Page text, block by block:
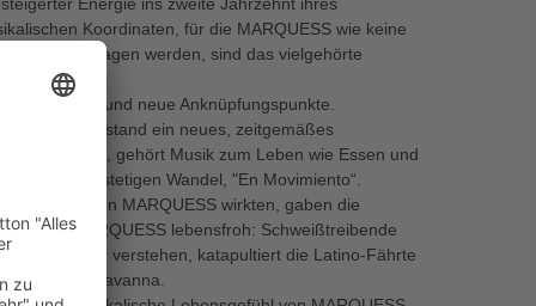
Koordinaten, für die MARQUESS wie keine
Beats getragen werden, sind das vielgehörte
Bandsound neue Anknüpfungspunkte.
entstand ein neues, zeitgemäßes
stattfindet, gehört Musik zum Leben wie Essen und
Musik im stetigen Wandel, "En Movimiento“.
von MARQUESS wirkten, gaben die
bei MARQUESS lebensfroh: Schweißtreibende
die Kubaner verstehen, katapultiert die Latino-Fährte
von Havanna.